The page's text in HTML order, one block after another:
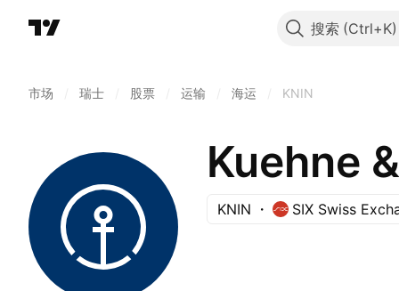
搜索
市场 瑞士 股票 运输 海运 KNIN
Kuehne
KNIN SIX Swiss